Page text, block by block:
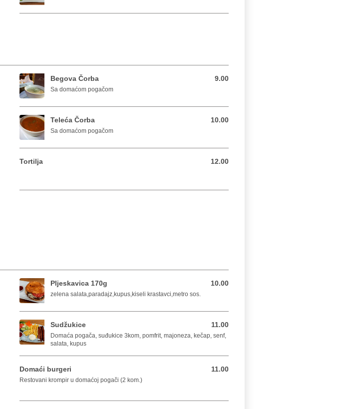
Begova Čorba 9.00
9.00 BAM
Sa domaćom pogačom
Teleća Čorba 10.00
10.00 BAM
Sa domaćom pogačom
Tortilja 12.00
12.00 BAM
Pljeskavica 170g 10.00
10.00 BAM
zelena salata,paradajz,kupus,kiseli krastavci,metro sos.
Sudžukice 11.00
11.00 BAM
Domaća pogača, suđukice 3kom, pomfrit, majoneza, kečap, senf,
salata, kupus
Domaći burgeri 11.00
11.00 BAM
Restovani krompir u domaćoj pogači (2 kom.)